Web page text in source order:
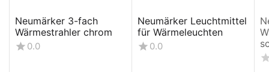
Neumärker 3-fach
Wärmestrahler chrom
0.0
Neumärker Leuchtmittel
für Wärmeleuchten
0.0